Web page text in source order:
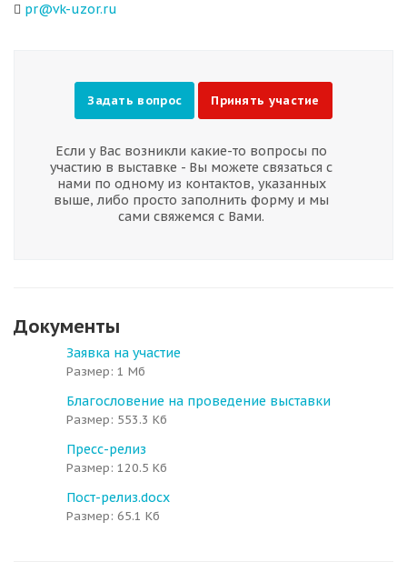
pr@vk-uzor.ru
Задать вопрос Принять участие
Если у Вас возникли какие-то вопросы по
участию в выставке - Вы можете связаться с
нами по одному из контактов, указанных
выше, либо просто заполнить форму и мы
сами свяжемся с Вами.
Документы
Заявка на участие
Размер: 1 Мб
Благословение на проведение выставки
Размер: 553.3 Кб
Пресс-релиз
Размер: 120.5 Кб
Пост-релиз.docx
Размер: 65.1 Кб